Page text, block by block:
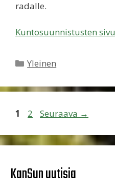
radalle.
Kuntosuunnistusten sivu
Kategoriat
Yleinen
Sivu
1 Sivu
2 Seuraava →
KanSun uutisia